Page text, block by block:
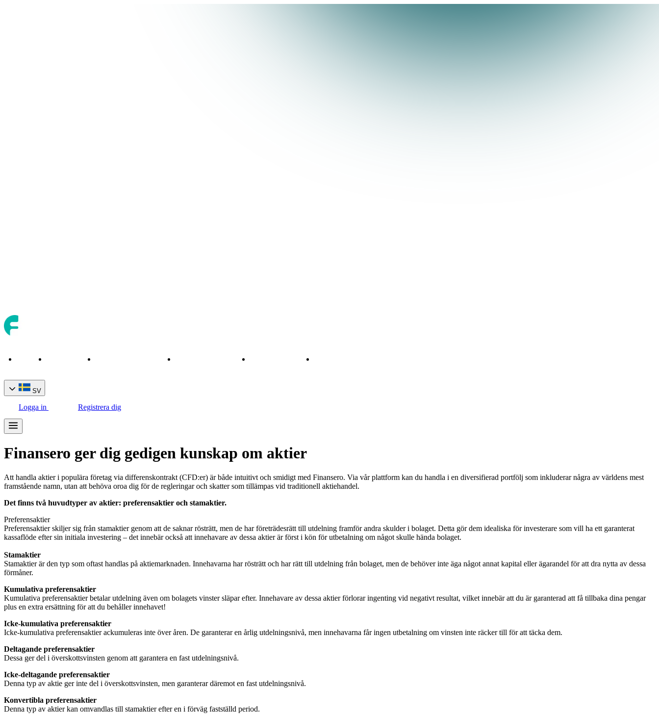
SV
Logga in Registrera dig
Finansero ger dig gedigen kunskap om aktier
Att handla aktier i populära företag via differenskontrakt (CFD:er) är både intuitivt och smidigt med Finansero. Via vår plattform kan du handla i en diversifierad portfölj som inkluderar några av världens mest
framstående namn, utan att behöva oroa dig för de regleringar och skatter som tillämpas vid traditionell aktiehandel.
Det finns två huvudtyper av aktier: preferensaktier och stamaktier.
Preferensaktier
Preferensaktier skiljer sig från stamaktier genom att de saknar rösträtt, men de har företrädesrätt till utdelning framför andra skulder i bolaget. Detta gör dem idealiska för investerare som vill ha ett garanterat
kassaflöde efter sin initiala investering – det innebär också att innehavare av dessa aktier är först i kön för utbetalning om något skulle hända bolaget.
Stamaktier
Stamaktier är den typ som oftast handlas på aktiemarknaden. Innehavarna har rösträtt och har rätt till utdelning från bolaget, men de behöver inte äga något annat kapital eller ägarandel för att dra nytta av dessa
förmåner.
Kumulativa preferensaktier
Kumulativa preferensaktier betalar utdelning även om bolagets vinster släpar efter. Innehavare av dessa aktier förlorar ingenting vid negativt resultat, vilket innebär att du är garanterad att få tillbaka dina pengar
plus en extra ersättning för att du behåller innehavet!
Icke-kumulativa preferensaktier
Icke-kumulativa preferensaktier ackumuleras inte över åren. De garanterar en årlig utdelningsnivå, men innehavarna får ingen utbetalning om vinsten inte räcker till för att täcka dem.
Deltagande preferensaktier
Dessa ger del i överskottsvinsten genom att garantera en fast utdelningsnivå.
Icke-deltagande preferensaktier
Denna typ av aktie ger inte del i överskottsvinsten, men garanterar däremot en fast utdelningsnivå.
Konvertibla preferensaktier
Denna typ av aktier kan omvandlas till stamaktier efter en i förväg fastställd period.